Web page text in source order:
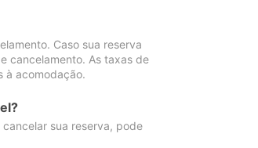
Caso sua reserva
cancelamento. As taxas de
à acomodação.
sua reserva, pode